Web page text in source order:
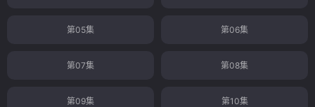
第05集 第06集
第07集 第08集
第09集 第10集